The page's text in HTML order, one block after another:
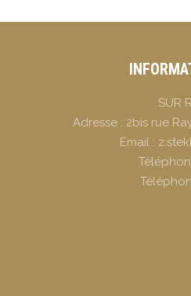
SUR
Adresse : 2bis rue
Email :